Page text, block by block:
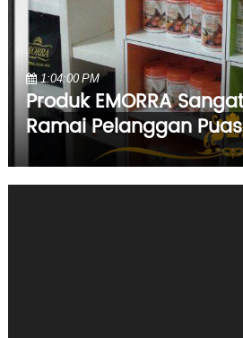
1:04:00 PM
Produk EMORRA
Ramai Pelanggan